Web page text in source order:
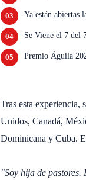
Ya están abiertas
Se Viene el 7 del
Premio Águila
Tras esta experiencia,
Unidos, Canadá,
Dominicana y Cuba.
"Soy hija de